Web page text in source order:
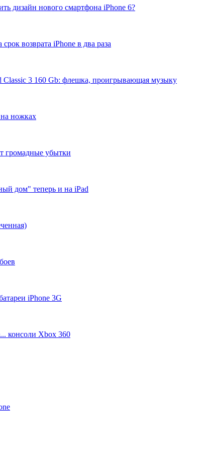
дизайн нового смартфона iPhone 6?
возврата iPhone в два раза
Classic 3 160 Gb: флешка, проигрывающая музыку
ножках
громадные убытки
дом" теперь и на iPad
iPhone 3G
консоли Xbox 360